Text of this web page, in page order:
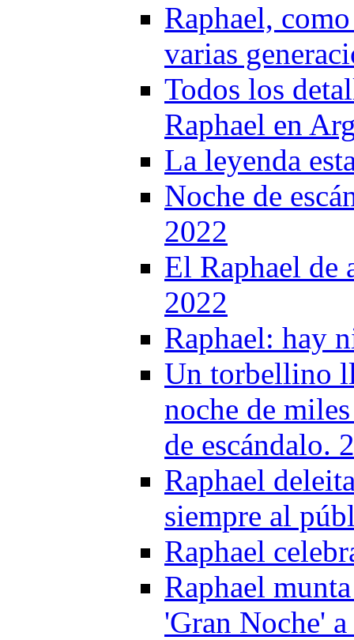
Raphael,
varias
Todos los
Raphael en
La leyenda
Noche de
2022
El Raphael de
2022
Raphael: hay
Un torbellino
noche de
de escándalo.
Raphael
siempre al
Raphael
Raphael
'Gran Noche'